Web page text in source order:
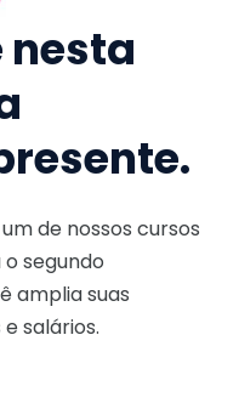
de nossos cursos
segundo
amplia suas
salários.